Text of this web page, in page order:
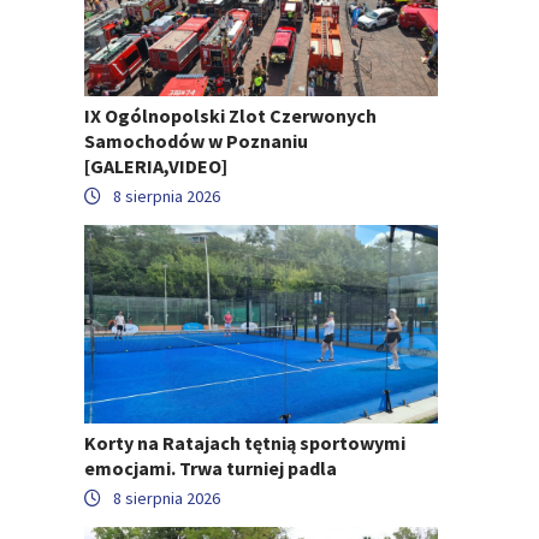
IX Ogólnopolski Zlot Czerwonych
Samochodów w Poznaniu
[GALERIA,VIDEO]
8 sierpnia 2026
Korty na Ratajach tętnią sportowymi
emocjami. Trwa turniej padla
8 sierpnia 2026